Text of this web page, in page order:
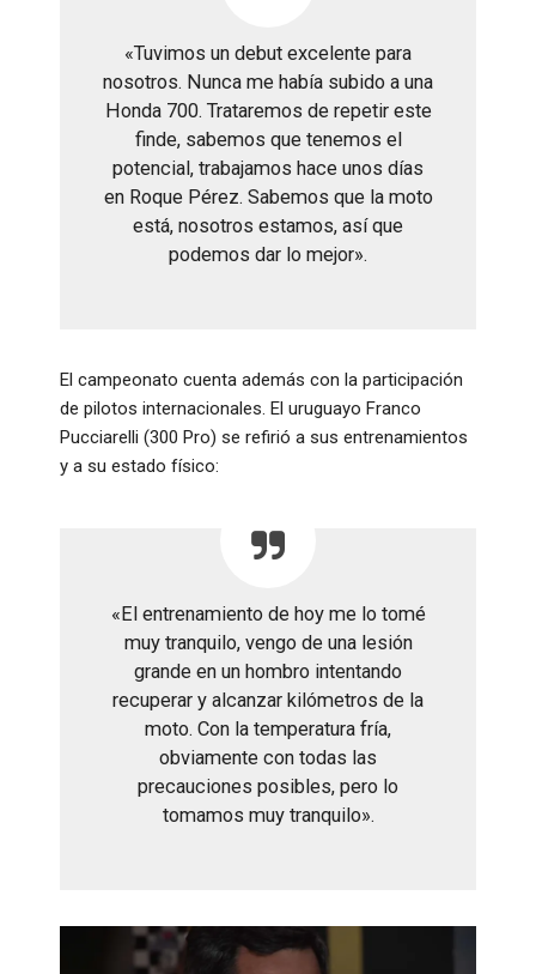
«Tuvimos un debut excelente para
nosotros. Nunca me había subido a una
Honda 700. Trataremos de repetir este
finde, sabemos que tenemos el
potencial, trabajamos hace unos días
en Roque Pérez. Sabemos que la moto
está, nosotros estamos, así que
podemos dar lo mejor».
El campeonato cuenta además con la participación
de pilotos internacionales. El uruguayo Franco
Pucciarelli (300 Pro) se refirió a sus entrenamientos
y a su estado físico:
«El entrenamiento de hoy me lo tomé
muy tranquilo, vengo de una lesión
grande en un hombro intentando
recuperar y alcanzar kilómetros de la
moto. Con la temperatura fría,
obviamente con todas las
precauciones posibles, pero lo
tomamos muy tranquilo».